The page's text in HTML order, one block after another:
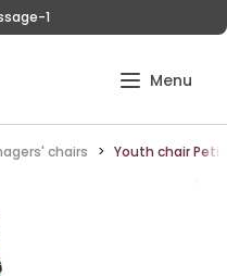
1
chairs Youth chair